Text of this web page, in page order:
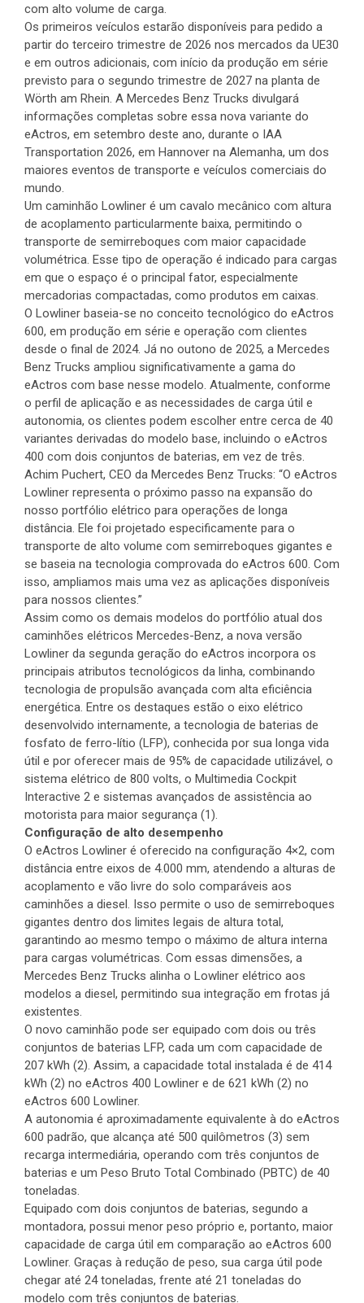
com alto volume de carga.
Os primeiros veículos estarão disponíveis para pedido a
partir do terceiro trimestre de 2026 nos mercados da UE30
e em outros adicionais, com início da produção em série
previsto para o segundo trimestre de 2027 na planta de
Wörth am Rhein. A Mercedes Benz Trucks divulgará
informações completas sobre essa nova variante do
eActros, em setembro deste ano, durante o IAA
Transportation 2026, em Hannover na Alemanha, um dos
maiores eventos de transporte e veículos comerciais do
mundo.
Um caminhão Lowliner é um cavalo mecânico com altura
de acoplamento particularmente baixa, permitindo o
transporte de semirreboques com maior capacidade
volumétrica. Esse tipo de operação é indicado para cargas
em que o espaço é o principal fator, especialmente
mercadorias compactadas, como produtos em caixas.
O Lowliner baseia-se no conceito tecnológico do eActros
600, em produção em série e operação com clientes
desde o final de 2024. Já no outono de 2025, a Mercedes
Benz Trucks ampliou significativamente a gama do
eActros com base nesse modelo. Atualmente, conforme
o perfil de aplicação e as necessidades de carga útil e
autonomia, os clientes podem escolher entre cerca de 40
variantes derivadas do modelo base, incluindo o eActros
400 com dois conjuntos de baterias, em vez de três.
Achim Puchert, CEO da Mercedes Benz Trucks: “O eActros
Lowliner representa o próximo passo na expansão do
nosso portfólio elétrico para operações de longa
distância. Ele foi projetado especificamente para o
transporte de alto volume com semirreboques gigantes e
se baseia na tecnologia comprovada do eActros 600. Com
isso, ampliamos mais uma vez as aplicações disponíveis
para nossos clientes.”
Assim como os demais modelos do portfólio atual dos
caminhões elétricos Mercedes-Benz, a nova versão
Lowliner da segunda geração do eActros incorpora os
principais atributos tecnológicos da linha, combinando
tecnologia de propulsão avançada com alta eficiência
energética. Entre os destaques estão o eixo elétrico
desenvolvido internamente, a tecnologia de baterias de
fosfato de ferro-lítio (LFP), conhecida por sua longa vida
útil e por oferecer mais de 95% de capacidade utilizável, o
sistema elétrico de 800 volts, o Multimedia Cockpit
Interactive 2 e sistemas avançados de assistência ao
motorista para maior segurança (1).
Configuração de alto desempenho
O eActros Lowliner é oferecido na configuração 4×2, com
distância entre eixos de 4.000 mm, atendendo a alturas de
acoplamento e vão livre do solo comparáveis aos
caminhões a diesel. Isso permite o uso de semirreboques
gigantes dentro dos limites legais de altura total,
garantindo ao mesmo tempo o máximo de altura interna
para cargas volumétricas. Com essas dimensões, a
Mercedes Benz Trucks alinha o Lowliner elétrico aos
modelos a diesel, permitindo sua integração em frotas já
existentes.
O novo caminhão pode ser equipado com dois ou três
conjuntos de baterias LFP, cada um com capacidade de
207 kWh (2). Assim, a capacidade total instalada é de 414
kWh (2) no eActros 400 Lowliner e de 621 kWh (2) no
eActros 600 Lowliner.
A autonomia é aproximadamente equivalente à do eActros
600 padrão, que alcança até 500 quilômetros (3) sem
recarga intermediária, operando com três conjuntos de
baterias e um Peso Bruto Total Combinado (PBTC) de 40
toneladas.
Equipado com dois conjuntos de baterias, segundo a
montadora, possui menor peso próprio e, portanto, maior
capacidade de carga útil em comparação ao eActros 600
Lowliner. Graças à redução de peso, sua carga útil pode
chegar até 24 toneladas, frente até 21 toneladas do
modelo com três conjuntos de baterias.